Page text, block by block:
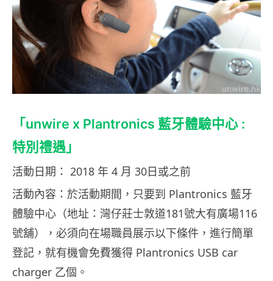
「unwire x Plantronics 藍牙體驗中心 :
特別禮遇」
活動日期： 2018 年 4 月 30日或之前
活動內容：於活動期間，只要到 Plantronics 藍牙
體驗中心（地址：灣仔莊士敦道181號大有廣場116
號舖），必須向在場職員展示以下條件，進行簡單
登記，就有機會免費獲得 Plantronics USB car
charger 乙個。